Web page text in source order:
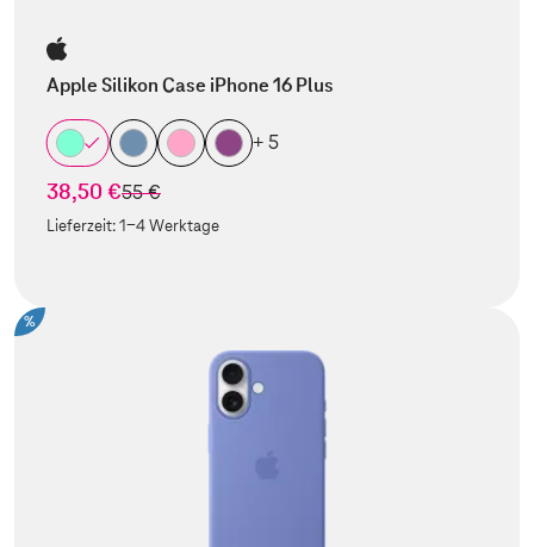
Apple Silikon Case iPhone 16 Plus
+ 5
38,50 €statt
55 €
Lieferzeit:1-4 Werktage
%